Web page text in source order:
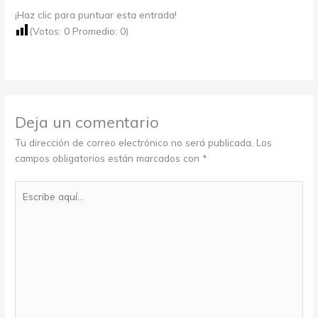
¡Haz clic para puntuar esta entrada!
(Votos: 0 Promedio: 0)
Deja un comentario
Tu dirección de correo electrónico no será publicada. Los
campos obligatorios están marcados con *
aquí...